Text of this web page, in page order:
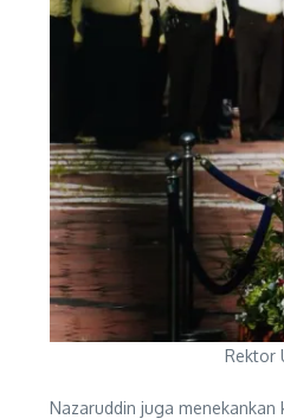
Rektor
Nazaruddin juga